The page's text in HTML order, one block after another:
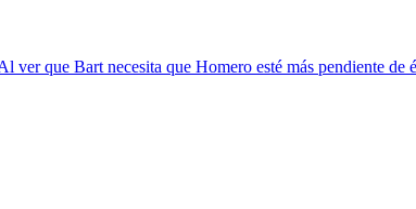
que Bart necesita que Homero esté más pendiente